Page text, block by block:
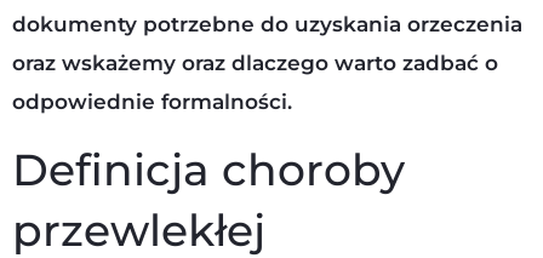
dokumenty potrzebne do uzyskania orzeczenia
oraz wskażemy oraz dlaczego warto zadbać o
odpowiednie formalności.
Definicja choroby
przewlekłej